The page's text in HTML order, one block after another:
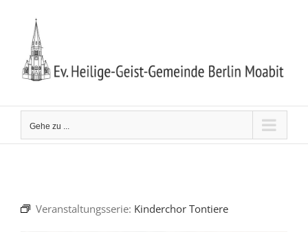
springen
Gehe zu ...
Veranstaltungsserie: Kinderchor Tontiere